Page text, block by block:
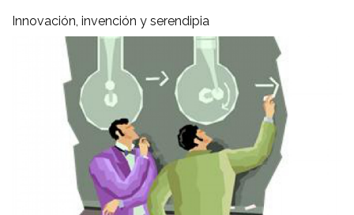
Innovación, invención y serendipia